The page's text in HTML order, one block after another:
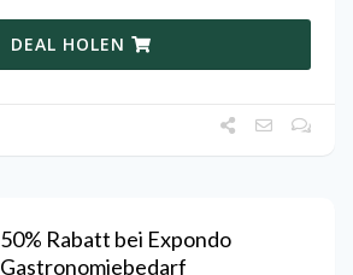
DEAL HOLEN
50% Rabatt bei Expondo
Gastronomiebedarf